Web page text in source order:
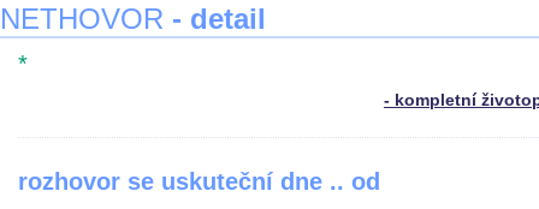
NETHOVOR - detail
*
- kompletní
rozhovor se uskuteční dne .. od